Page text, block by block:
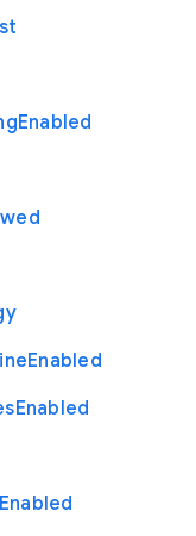
Enabled
Enabled
Enabled
Enabled